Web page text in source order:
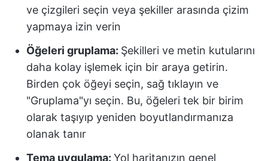
ve çizgileri seçin veya şekiller arasında çizim
yapmaya izin verin
Öğeleri gruplama: Şekilleri ve metin kutularını
daha kolay işlemek için bir araya getirin.
Birden çok öğeyi seçin, sağ tıklayın ve
"Gruplama"yı seçin. Bu, öğeleri tek bir birim
olarak taşıyıp yeniden boyutlandırmanıza
olanak tanır
Tema uygulama: Yol haritanızın genel